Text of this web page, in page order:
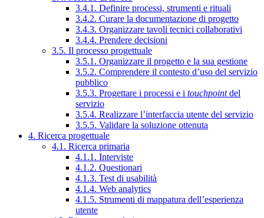
3.4.1. Definire processi, strumenti e rituali
3.4.2. Curare la documentazione di progetto
3.4.3. Organizzare tavoli tecnici collaborativi
3.4.4. Prendere decisioni
3.5. Il processo progettuale
3.5.1. Organizzare il progetto e la sua gestione
3.5.2. Comprendere il contesto d’uso del servizio
pubblico
3.5.3. Progettare i processi e i touchpointdel
servizio
3.5.4. Realizzare l’interfaccia utente del servizio
3.5.5. Validare la soluzione ottenuta
4. Ricerca progettuale
4.1. Ricerca primaria
4.1.1. Interviste
4.1.2. Questionari
4.1.3. Test di usabilità
4.1.4. Web analytics
4.1.5. Strumenti di mappatura dell’esperienza
utente